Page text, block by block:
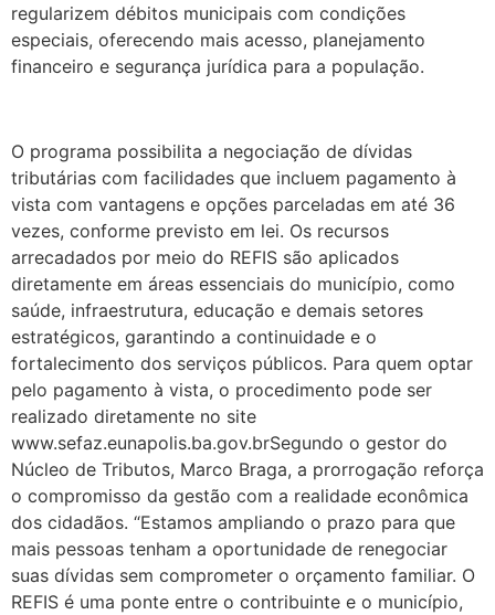
regularizem débitos municipais com condições
especiais, oferecendo mais acesso, planejamento
financeiro e segurança jurídica para a população.
O programa possibilita a negociação de dívidas
tributárias com facilidades que incluem pagamento à
vista com vantagens e opções parceladas em até 36
vezes, conforme previsto em lei. Os recursos
arrecadados por meio do REFIS são aplicados
diretamente em áreas essenciais do município, como
saúde, infraestrutura, educação e demais setores
estratégicos, garantindo a continuidade e o
fortalecimento dos serviços públicos. Para quem optar
pelo pagamento à vista, o procedimento pode ser
realizado diretamente no site
www.sefaz.eunapolis.ba.gov.brSegundo o gestor do
Núcleo de Tributos, Marco Braga, a prorrogação reforça
o compromisso da gestão com a realidade econômica
dos cidadãos. “Estamos ampliando o prazo para que
mais pessoas tenham a oportunidade de renegociar
suas dívidas sem comprometer o orçamento familiar. O
REFIS é uma ponte entre o contribuinte e o município,